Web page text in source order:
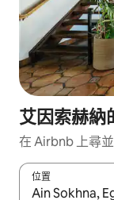
艾因索赫納
在 Airbnb 上尋
位置
如有搜尋結果，